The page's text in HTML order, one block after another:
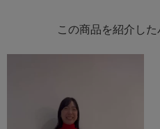
この商品を紹介し